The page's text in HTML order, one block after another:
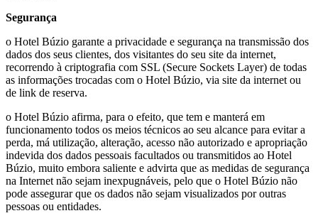
Segurança
o Hotel Búzio garante a privacidade e segurança na transmissão dos
dados dos seus clientes, dos visitantes do seu site da internet,
recorrendo à criptografia com SSL (Secure Sockets Layer) de todas
as informações trocadas com o Hotel Búzio, via site da internet ou
de link de reserva.
o Hotel Búzio afirma, para o efeito, que tem e manterá em
funcionamento todos os meios técnicos ao seu alcance para evitar a
perda, má utilização, alteração, acesso não autorizado e apropriação
indevida dos dados pessoais facultados ou transmitidos ao Hotel
Búzio, muito embora saliente e advirta que as medidas de segurança
na Internet não sejam inexpugnáveis, pelo que o Hotel Búzio não
pode assegurar que os dados não sejam visualizados por outras
pessoas ou entidades.